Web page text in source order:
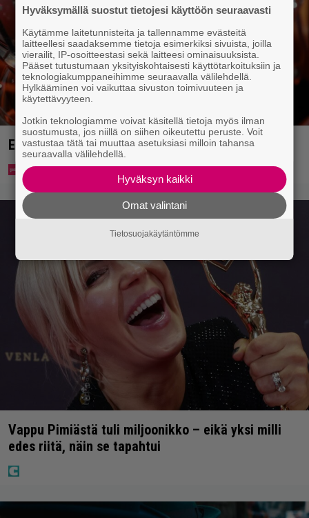
Eurojackpotista 80 000 euroa Suomeen – tänne
Vappu Pimiästä tuli miljoonikko – eikä yksi milli
edes riitä, näin se tapahtui
Hyväksymällä suostut tietojesi käyttöön seuraavasti
Käytämme laitetunnisteita ja tallennamme evästeitä
laitteellesi saadaksemme tietoja esimerkiksi sivuista, joilla
vierailit, IP-osoitteestasi sekä laitteesi ominaisuuksista.
Pääset tutustumaan yksityiskohtaisesti käyttötarkoituksiin ja
teknologiakumppaneihimme seuraavalla välilehdellä.
Hylkääminen voi vaikuttaa sivuston toimivuuteen ja
käytettävyyteen.
Jotkin teknologiamme voivat käsitellä tietoja myös ilman
suostumusta, jos niillä on siihen oikeutettu peruste. Voit
vastustaa tätä tai muuttaa asetuksiasi milloin tahansa
seuraavalla välilehdellä.
Hyväksyn kaikki
Omat valintani
Tietosuojakäytäntömme